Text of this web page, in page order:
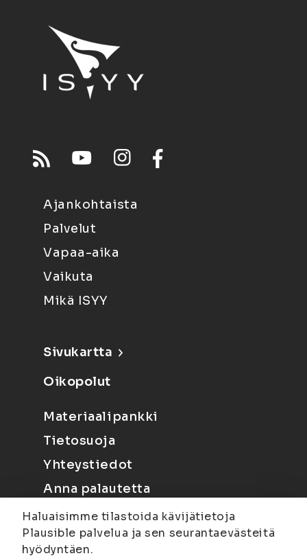
Ajankohtaista
Palvelut
Vapaa-aika
Vaikuta
Mikä ISYY
Sivukartta
Oikopolut
Materiaalipankki
Tietosuoja
Yhteystiedot
Anna palautetta
Haluaisimme tilastoida kävijätietoja
Plausible palvelua ja sen seurantaevästeitä
hyödyntäen.